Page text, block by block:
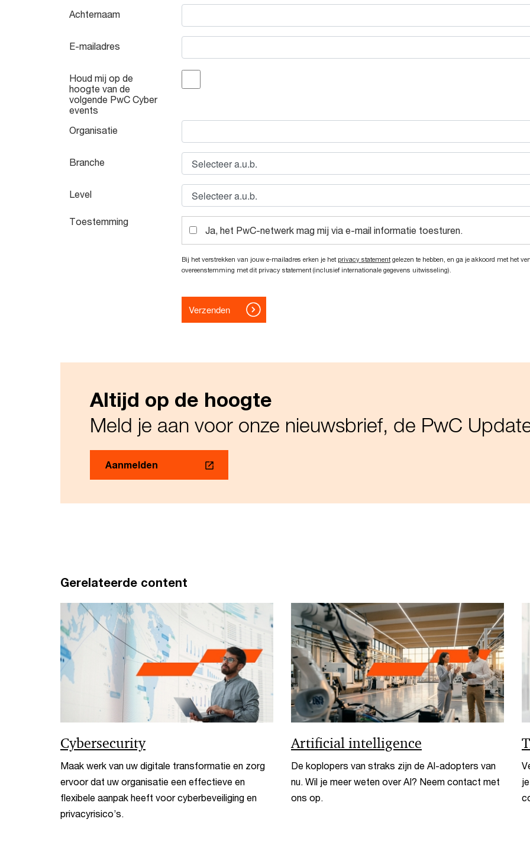
Altijd op de hoogte
Meld je aan voor onze nieuwsbrief, de PwC
Aanmelden
Gerelateerde content
Cybersecurity
Maak werk van uw digitale transformatie en zorg
ervoor dat uw organisatie een effectieve en
flexibele aanpak heeft voor cyberbeveiliging en
privacyrisico’s.
Artificial intelligence
De koplopers van straks zijn de AI-adopters van
nu. Wil je meer weten over AI? Neem contact met
ons op.